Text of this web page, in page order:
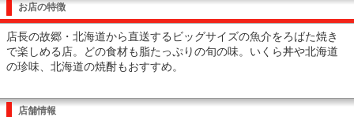
お店の特徴
店長の故郷・北海道から直送するビッグサイズの魚介をろばた焼き
で楽しめる店。どの食材も脂たっぷりの旬の味。いくら丼や北海道
の珍味、北海道の焼酎もおすすめ。
店舗情報